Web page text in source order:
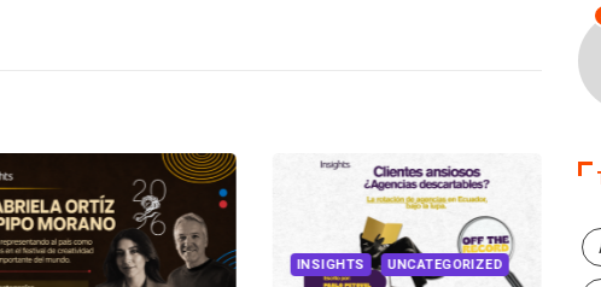
INSIGHTS UNCATEGORIZED